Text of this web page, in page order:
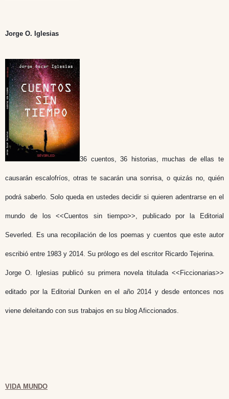
Jorge O. Iglesias
36 cuentos, 36 historias, muchas de ellas te
causarán escalofríos, otras te sacarán una sonrisa, o quizás no, quién
podrá saberlo. Solo queda en ustedes decidir si quieren adentrarse en el
mundo de los <<Cuentos sin tiempo>>, publicado por la Editorial
Severled. Es una recopilación de los poemas y cuentos que este autor
escribió entre 1983 y 2014. Su prólogo es del escritor Ricardo Tejerina.
Jorge O. Iglesias publicó su primera novela titulada <<Ficcionarias>>
editado por la Editorial Dunken en el año 2014 y desde entonces nos
viene deleitando con sus trabajos en su blog Aficcionados.
VIDA MUNDO